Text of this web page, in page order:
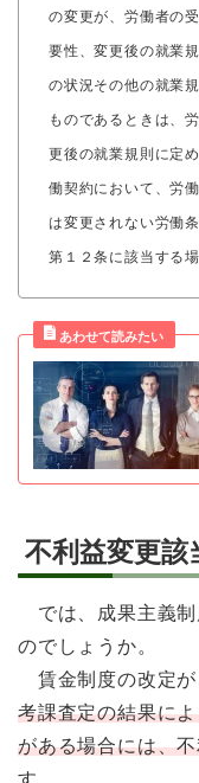
の変更が、労働者の
要性、変更後の就業
の状況その他の就業
ものであるときは、
更後の就業規則に定
働契約において、労
は変更されない労働
第１２条に該当する
不利益変更該
では、成果主義
のでしょうか。
賃金制度の改定
考課査定の結果に
がある場合には、
す。